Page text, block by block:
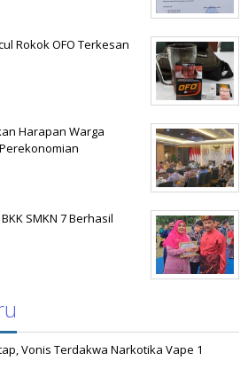
Rokok OFO Terkesan
Harapan Warga
SMKN 7 Berhasil
Vonis Terdakwa Narkotika Vape 1